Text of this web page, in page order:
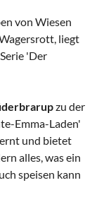
von Wiesen
liegt
'Der
zu der
Emma-Laden'
und bietet
alles, was ein
speisen kann